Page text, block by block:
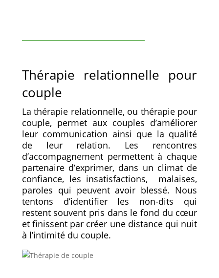
Thérapie relationnelle pour
couple
La thérapie relationnelle, ou thérapie pour
couple, permet aux couples d’améliorer
leur communication ainsi que la qualité
de leur relation. Les rencontres
d’accompagnement permettent à chaque
partenaire d’exprimer, dans un climat de
confiance, les insatisfactions, malaises,
paroles qui peuvent avoir blessé. Nous
tentons d’identifier les non-dits qui
restent souvent pris dans le fond du cœur
et finissent par créer une distance qui nuit
à l’intimité du couple.